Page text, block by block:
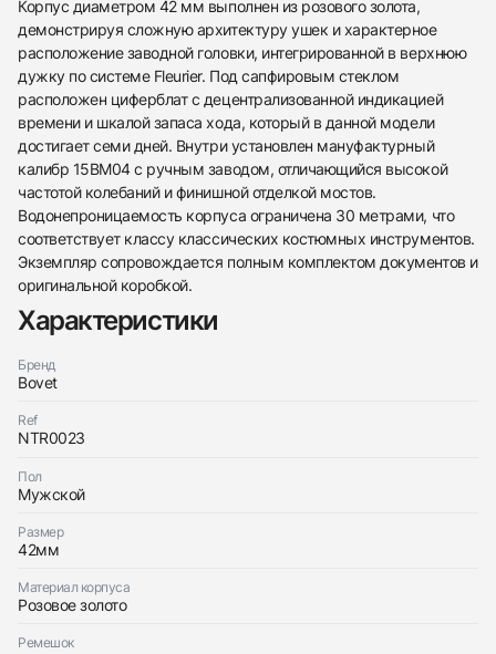
Корпус диаметром 42 мм выполнен из розового золота,
демонстрируя сложную архитектуру ушек и характерное
расположение заводной головки, интегрированной в верхнюю
дужку по системе Fleurier. Под сапфировым стеклом
расположен циферблат с децентрализованной индикацией
времени и шкалой запаса хода, который в данной модели
достигает семи дней. Внутри установлен мануфактурный
калибр 15BM04 с ручным заводом, отличающийся высокой
частотой колебаний и финишной отделкой мостов.
Водонепроницаемость корпуса ограничена 30 метрами, что
соответствует классу классических костюмных инструментов.
Экземпляр сопровождается полным комплектом документов и
оригинальной коробкой.
Характеристики
Бренд
Bovet
Ref
NTR0023
Пол
Мужской
Размер
42мм
Материал корпуса
Розовое золото
Ремешок
Заказать эти часы
с вами
Трейд-ин часов
Оставьте ваши контактные данные и мы свяжемся
с вами